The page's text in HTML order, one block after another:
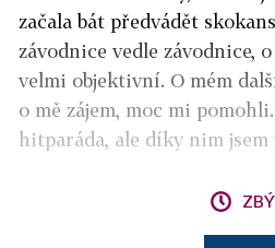
začala bát předvádět
závodnice vedle závodnice,
velmi objektivní. O mém
o mě zájem, moc mi
hitparáda, ale díky nim jsem